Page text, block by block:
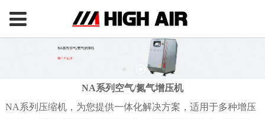
NA系列空气/氮气增压机
NA系列压缩机，为您提供一体化解决方案，适用于多种增压